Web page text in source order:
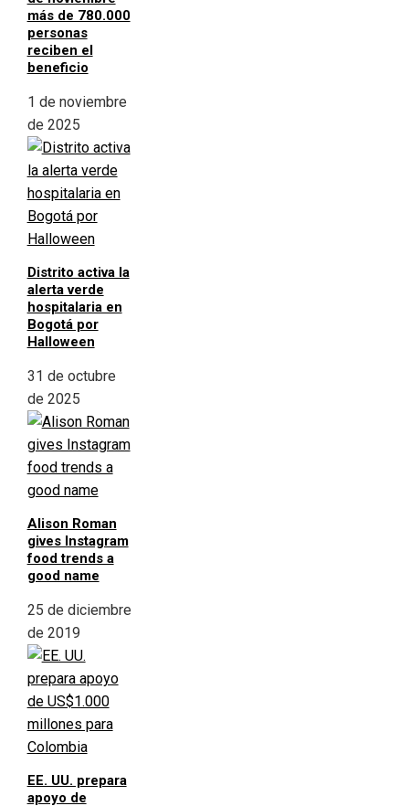
más de 780.000
personas
reciben el
beneficio
1 de noviembre
de 2025
Distrito activa la
alerta verde
hospitalaria en
Bogotá por
Halloween
31 de octubre
de 2025
Alison Roman
gives Instagram
food trends a
good name
25 de diciembre
de 2019
EE. UU. prepara
apoyo de